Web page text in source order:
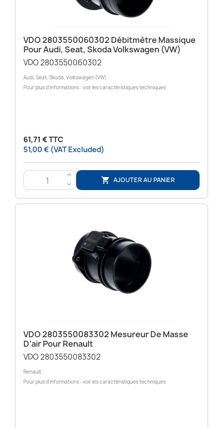
VDO 2803550060302 Débitmètre Massique
Pour Audi, Seat, Skoda Volkswagen (VW)
VDO 2803550060302
Audi, Seat, Skoda, Volkswagen (VW)
Pour plus d'informations : voir les caractéristiques techniques
61,71 € TTC
51,00 € (VAT Excluded)
>
<
 AJOUTER AU PANIER
VDO 2803550083302 Mesureur De Masse
D’air Pour Renault
VDO 2803550083302
Renault
Pour plus d'informations : voir les caractéristiques techniques